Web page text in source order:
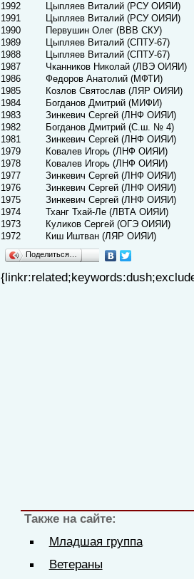
1992
Цыпляев Виталий (РСУ ОИЯИ)
1991
Цыпляев Виталий (РСУ ОИЯИ)
1990
Первушин Олег (ВВВ СКУ)
1989
Цыпляев Виталий (СПТУ-67)
1988
Цыпляев Виталий (СПТУ-67)
1987
Чканников Николай (ЛВЭ ОИЯИ)
1986
Федоров Анатолий (МФТИ)
1985
Козлов Святослав (ЛЯР ОИЯИ)
1984
Богданов Дмитрий (МИФИ)
1983
Зинкевич Сергей (ЛНФ ОИЯИ)
1982
Богданов Дмитрий (С.ш. № 4)
1981
Зинкевич Сергей (ЛНФ ОИЯИ)
1979
Ковалев Игорь (ЛНФ ОИЯИ)
1978
Ковалев Игорь (ЛНФ ОИЯИ)
1977
Зинкевич Сергей (ЛНФ ОИЯИ)
1976
Зинкевич Сергей (ЛНФ ОИЯИ)
1975
Зинкевич Сергей (ЛНФ ОИЯИ)
1974
Тханг Тхай-Ле (ЛВТА ОИЯИ)
1973
Куликов Сергей (ОГЭ ОИЯИ)
1972
Киш Иштван (ЛЯР ОИЯИ)
Поделиться…
Также на сайте:
Младшая группа
Ветераны